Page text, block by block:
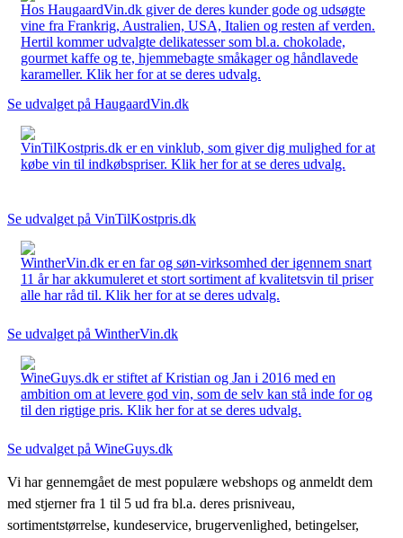
Hos HaugaardVin.dk giver de deres kunder gode og udsøgte
vine fra Frankrig, Australien, USA, Italien og resten af verden.
Hertil kommer udvalgte delikatesser som bl.a. chokolade,
gourmet kaffe og te, hjemmebagte småkager og håndlavede
karameller. Klik her for at se deres udvalg.
Se udvalget på HaugaardVin.dk
VinTilKostpris.dk er en vinklub, som giver dig mulighed for at
købe vin til indkøbspriser. Klik her for at se deres udvalg.
Se udvalget på VinTilKostpris.dk
WintherVin.dk er en far og søn-virksomhed der igennem snart
11 år har akkumuleret et stort sortiment af kvalitetsvin til priser
alle har råd til. Klik her for at se deres udvalg.
Se udvalget på WintherVin.dk
WineGuys.dk er stiftet af Kristian og Jan i 2016 med en
ambition om at levere god vin, som de selv kan stå inde for og
til den rigtige pris. Klik her for at se deres udvalg.
Se udvalget på WineGuys.dk
Vi har gennemgået de mest populære webshops og anmeldt dem
med stjerner fra 1 til 5 ud fra bl.a. deres prisniveau,
sortimentstørrelse, kundeservice, brugervenlighed, betingelser,